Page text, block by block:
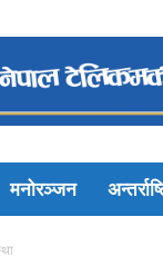
मनोरञ्जन